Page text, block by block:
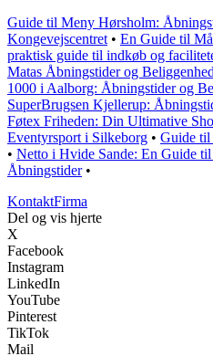
Guide til Meny Hørsholm:
Kongevejscentret • En Guide til
praktisk guide til indkøb og
Matas Åbningstider og
1000 i Aalborg: Åbningstider og
SuperBrugsen Kjellerup:
Føtex Friheden: Din Ultimative
Eventyrsport i Silkeborg • Guide til
• Netto i Hvide Sande: En Guide
Åbningstider•
KontaktFirma
Del og vis hjerte
X
Facebook
Instagram
LinkedIn
YouTube
Pinterest
TikTok
Mail